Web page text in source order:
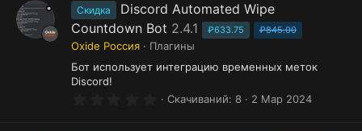
з
в
ё
з
Скидка
Discord Automated Wipe
Countdown Bot 2.4.1 ₽633.75 ₽845.00
Oxide Россия
Плагины
Бот использует интеграцию временных меток
Discord!
0 Скачиваний 8 2 Мар 2024